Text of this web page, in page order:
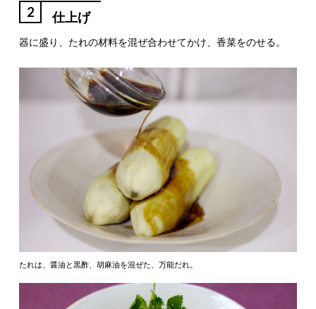
2 仕上げ
器に盛り、たれの材料を混ぜ合わせてかけ、香菜をのせる。
たれは、醤油と黒酢、胡麻油を混ぜた、万能だれ。